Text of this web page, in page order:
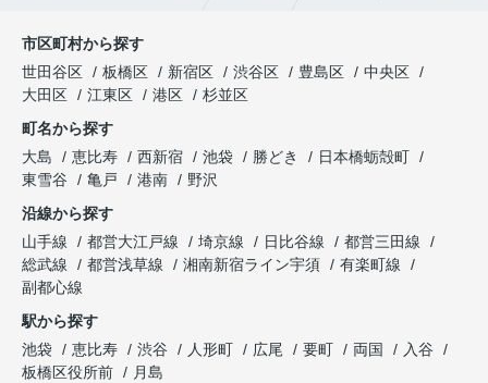
市区町村から探す
世田谷区
板橋区 新宿区 渋谷区 豊島区
中央区
大田区
江東区 港区
杉並区
町名から探す
大島
恵比寿 西新宿 池袋 勝どき
日本橋蛎殻町
東雪谷
亀戸 港南
野沢
沿線から探す
山手線
都営大江戸線 埼京線 日比谷線
都営三田線
総武線
都営浅草線 湘南新宿ライン宇須
有楽町線
副都心線
駅から探す
池袋
恵比寿 渋谷 人形町 広尾 要町 両国
入谷
板橋区役所前
月島